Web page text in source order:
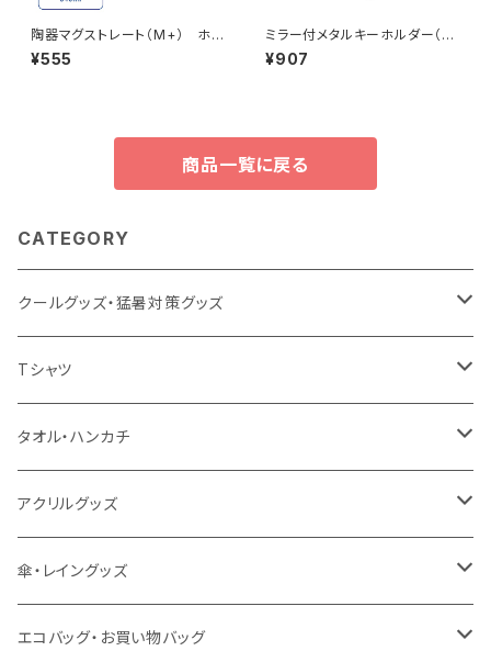
陶器マグストレート（M+） ホワ
イト MG
¥555
ミラー付メタルキーホルダー（ラ
ウンド） マットシルバー MG
¥907
商品一覧に戻る
CATEGORY
クールグッズ・猛暑対策グッズ
扇風機
うちわ
猛暑グッズ
冷感グッズ
Tシャツ
カスタムプリントTシャツ（国内プリント）
イージーオーダーTシャツ（海外生産）
タオル・ハンカチ
名入れタオル
今治タオル
泉州おくばりタオル
アクリルグッズ
キーホルダー
スタンド
傘・レイングッズ
傘
エコバッグ・お買い物バッグ